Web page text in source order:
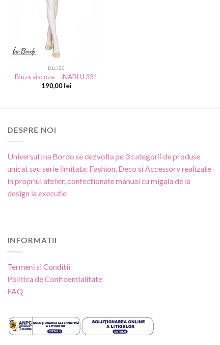
BLUZE
Bluza viscoza – INABLU 331
190,00 lei
DESPRE NOI
Universul Ina Bordo se dezvolta pe 3 categorii de produse
unicat sau serie limitata: Fashion, Deco si Accessory realizate
in propriul atelier, confectionate manual cu migala de la
design la executie
INFORMATII
Termeni si Conditii
Politica de Confidentialitate
FAQ